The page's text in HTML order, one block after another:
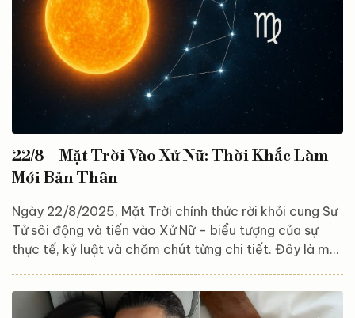
22/8 – Mặt Trời Vào Xử Nữ: Thời Khắc Làm
Mới Bản Thân
Ngày 22/8/2025, Mặt Trời chính thức rời khỏi cung Sư
Tử sôi động và tiến vào Xử Nữ – biểu tượng của sự
thực tế, kỷ luật và chăm chút từng chi tiết. Đây là một
sự chuyển giao từ nguồn năng lượng nhiệt huyết,
phóng khoáng và giàu tính sáng tạo của mùa Sư Tử